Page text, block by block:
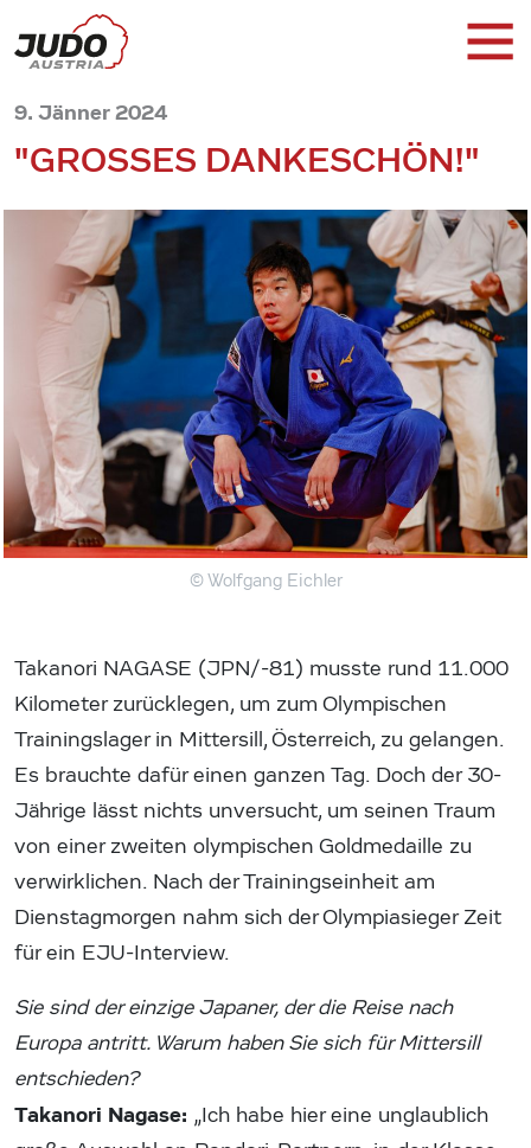
9. Jänner 2024
"GROSSES DANKESCHÖN!"
© Wolfgang Eichler
Takanori NAGASE (JPN/-81) musste rund 11.000
Kilometer zurücklegen, um zum Olympischen
Trainingslager in Mittersill, Österreich, zu gelangen.
Es brauchte dafür einen ganzen Tag. Doch der 30-
Jährige lässt nichts unversucht, um seinen Traum
von einer zweiten olympischen Goldmedaille zu
verwirklichen. Nach der Trainingseinheit am
Dienstagmorgen nahm sich der Olympiasieger Zeit
für ein EJU-Interview.
Sie sind der einzige Japaner, der die Reise nach
Europa antritt. Warum haben Sie sich für Mittersill
entschieden?
Takanori Nagase: „Ich habe hier eine unglaublich